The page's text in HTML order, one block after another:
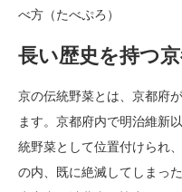
べ方（たべぷろ）
長い歴史を持つ
京の伝統野菜とは、京都府
ます。京都府内で明治維新
統野菜として位置付けられ
の内、既に絶滅してしまっ